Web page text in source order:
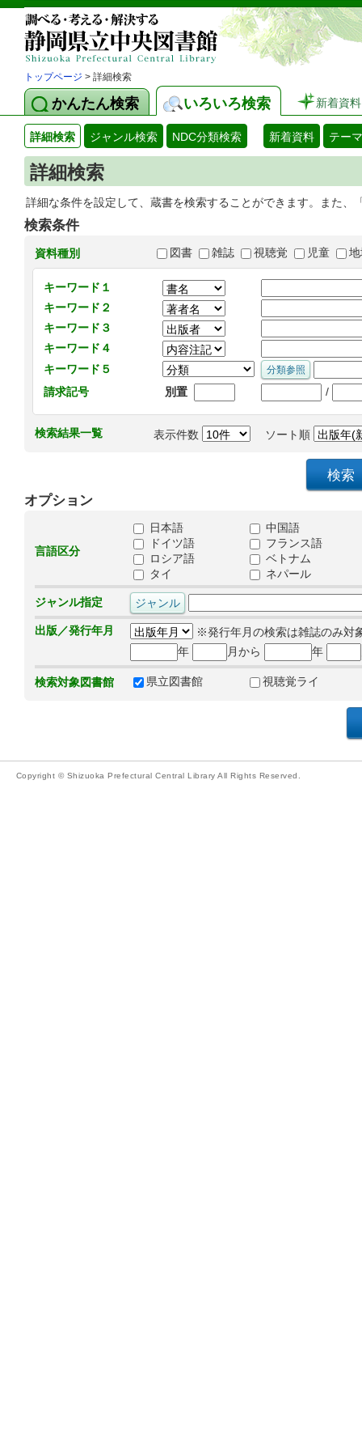
トップページ > 詳細検索
かんたん検索 いろいろ検索 新着資料
詳細検索 ジャンル検索 NDC分類検索 新着資料 テー
詳細検索
詳細な条件を設定して、蔵書を検索することができます。また
検索条件
資料種別 図書 雑誌 視聴覚 児童
キーワード１
キーワード２
キーワード３
キーワード４
キーワード５
請求記号
別置 /
検索結果一覧 表示件数 ソート順
オプション
言語区分
日本語
中国語
ドイツ語
フランス語
ロシア語
ベトナム
タイ
ネパール
ジャンル指定
出版／発行年月
※発行年月の検索は雑誌のみ対
年
月から 年
検索対象図書館 県立図書館 視聴覚ライ
Copyright © Shizuoka Prefectural Central Library All Rights Reserved.